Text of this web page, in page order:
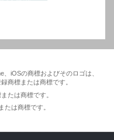
iOSの商標およびそのロゴは、
商標または商標です。
たは商標です。
は商標です。